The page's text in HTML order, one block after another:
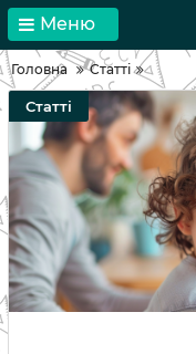
Меню
Головна Статті
Статті